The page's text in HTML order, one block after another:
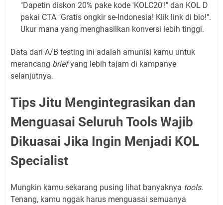
"Dapetin diskon 20% pake kode 'KOLC20'!" dan KOL D
pakai CTA "Gratis ongkir se-Indonesia! Klik link di bio!".
Ukur mana yang menghasilkan konversi lebih tinggi.
Data dari A/B testing ini adalah amunisi kamu untuk
merancang briefyang lebih tajam di kampanye
selanjutnya.
Tips Jitu Mengintegrasikan dan
Menguasai Seluruh Tools Wajib
Dikuasai Jika Ingin Menjadi KOL
Specialist
Mungkin kamu sekarang pusing lihat banyaknya tools.
Tenang, kamu nggak harus menguasai semuanya